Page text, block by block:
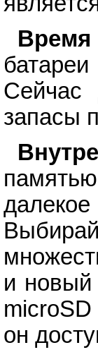
Время
Сейчас
запасы
и новый
он